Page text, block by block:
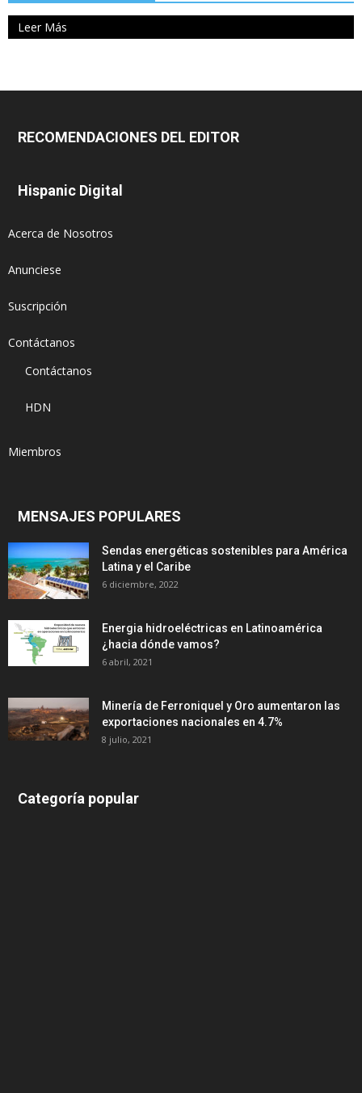
Leer Más
RECOMENDACIONES DEL EDITOR
Hispanic Digital
Acerca de Nosotros
Anunciese
Suscripción
Contáctanos
Contáctanos
HDN
Miembros
MENSAJES POPULARES
Sendas energéticas sostenibles para América
Latina y el Caribe
6 diciembre, 2022
Energia hidroeléctricas en Latinoamérica
¿hacia dónde vamos?
6 abril, 2021
Minería de Ferroniquel y Oro aumentaron las
exportaciones nacionales en 4.7%
8 julio, 2021
Categoría popular